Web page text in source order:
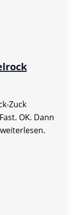
Zuck
OK. Dann